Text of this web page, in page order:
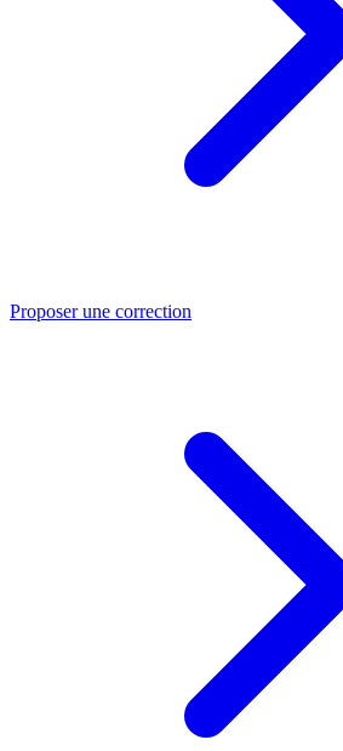
Proposer une correction